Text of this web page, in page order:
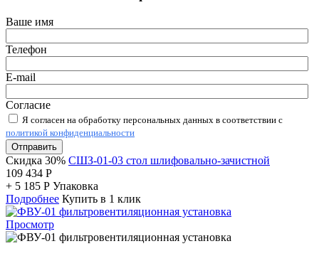
Ваше имя
Телефон
E-mail
Согласие
Я согласен на обработку персональных данных в соответствии с
политикой конфиденциальности
Отправить
Скидка 30% СШЗ-01-03 стол шлифовально-зачистной
109 434 Р
+ 5 185 Р Упаковка
Подробнее Купить в 1 клик
Просмотр